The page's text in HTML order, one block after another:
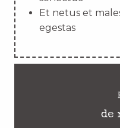
Et netus et
egestas
de